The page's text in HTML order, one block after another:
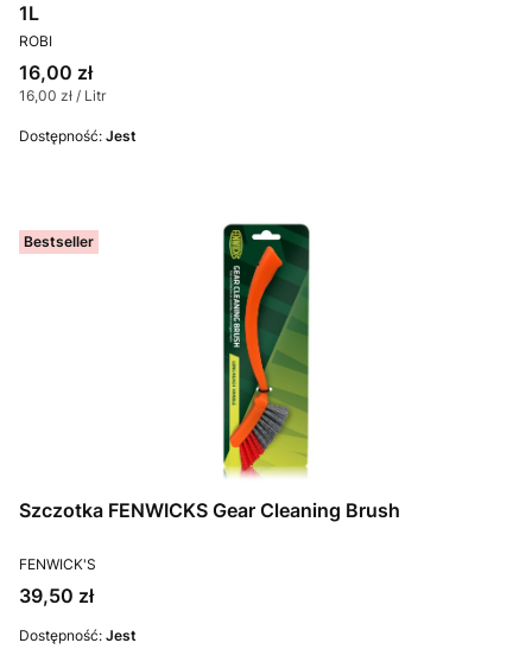
1L
PRODUCENT
ROBI
Cena
16,00 zł
Cena jednostkowa
16,00 zł / Litr
Dostępność: Jest
Bestseller
Szczotka FENWICKS Gear Cleaning Brush
PRODUCENT
FENWICK'S
Cena
39,50 zł
Dostępność: Jest